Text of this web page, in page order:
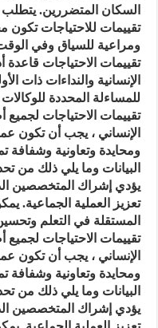
السكان المتضررين.
تقييمات للاحتياجات تكون
ومراعية للسياق وفي
تقييمات الاحتياجات
الإنسانية والنداءات ذات
للمساءلة المحددة
تقييمات الاحتياجات
الإنساني ، يجب أن تكون
ومحايدة وتعاونية وشفافة
البيانات وما يلي ذلك من
يؤدي إشراك المتخصصين
تعزيز العملية الجماعية.
المستقلة في التعلم
تقييمات الاحتياجات
الإنساني ، يجب أن تكون
ومحايدة وتعاونية وشفافة
البيانات وما يلي ذلك من
يؤدي إشراك المتخصصين